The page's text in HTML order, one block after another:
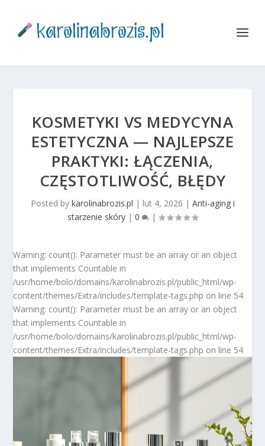
KOSMETYKI VS MEDYCYNA
ESTETYCZNA — NAJLEPSZE
PRAKTYKI: ŁĄCZENIA,
CZĘSTOTLIWOŚĆ, BŁĘDY
Posted by karolinabrozis.pl | lut 4, 2026 | Anti-aging i
starzenie skóry | 0 |
Warning: count(): Parameter must be an array or an object
that implements Countable in
/usr/home/bolo/domains/karolinabrozis.pl/public_html/wp-
content/themes/Extra/includes/template-tags.php on line 54
Warning: count(): Parameter must be an array or an object
that implements Countable in
/usr/home/bolo/domains/karolinabrozis.pl/public_html/wp-
content/themes/Extra/includes/template-tags.php on line 54